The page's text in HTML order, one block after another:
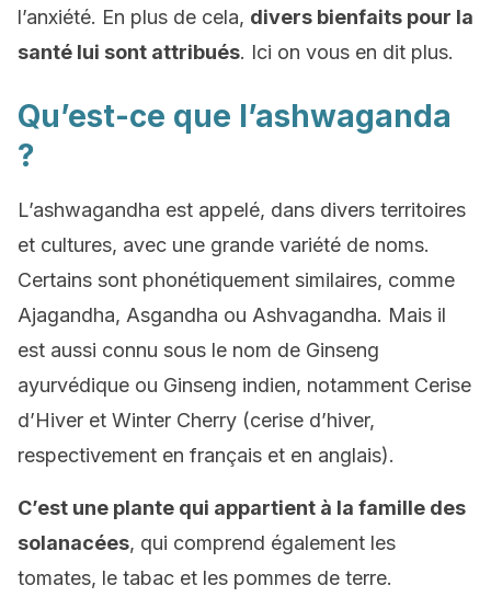
l’anxiété. En plus de cela, divers bienfaits pour la
santé lui sont attribués. Ici on vous en dit plus.
Qu’est-ce que l’ashwaganda
?
L’ashwagandha est appelé, dans divers territoires
et cultures, avec une grande variété de noms.
Certains sont phonétiquement similaires, comme
Ajagandha, Asgandha ou Ashvagandha. Mais il
est aussi connu sous le nom de Ginseng
ayurvédique ou Ginseng indien, notamment Cerise
d’Hiver et Winter Cherry (cerise d’hiver,
respectivement en français et en anglais).
C’est une plante qui appartient à la famille des
solanacées, qui comprend également les
tomates, le tabac et les pommes de terre.